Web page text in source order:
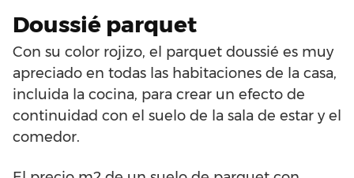
Doussié parquet
Con su color rojizo, el parquet doussié es muy
apreciado en todas las habitaciones de la casa,
incluida la cocina, para crear un efecto de
continuidad con el suelo de la sala de estar y el
comedor.